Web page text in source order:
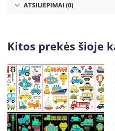
ATSILIEPIMAI (0)
Kitos prekės šioje